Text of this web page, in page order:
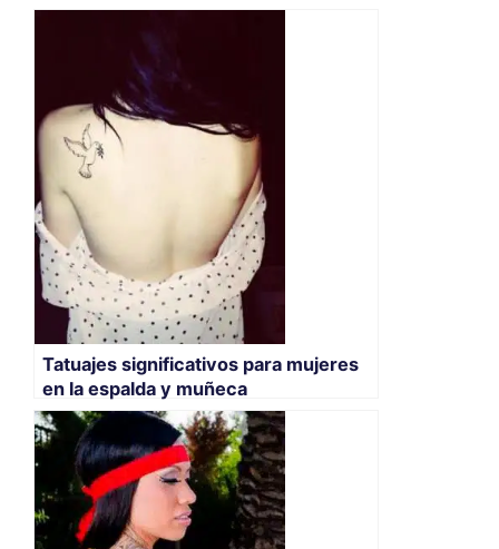
Tatuajes significativos para mujeres
en la espalda y muñeca